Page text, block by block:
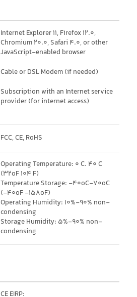
Internet Explorer 11, Firefox 12.0,
Chromium 20.0, Safari 4.0, or other
JavaScript-enabled browser
Cable or DSL Modem (if needed)
Subscription with an Internet service
provider (for internet access)
FCC, CE, RoHS
Operating Temperature: 0 C. 40 C
(32oF 104 F)
Temperature Storage: -40oC-70oC
(-40oF -158oF)
Operating Humidity: 10%-90% non-
condensing
Storage Humidity: 5%-90% non-
condensing
CE EIRP: